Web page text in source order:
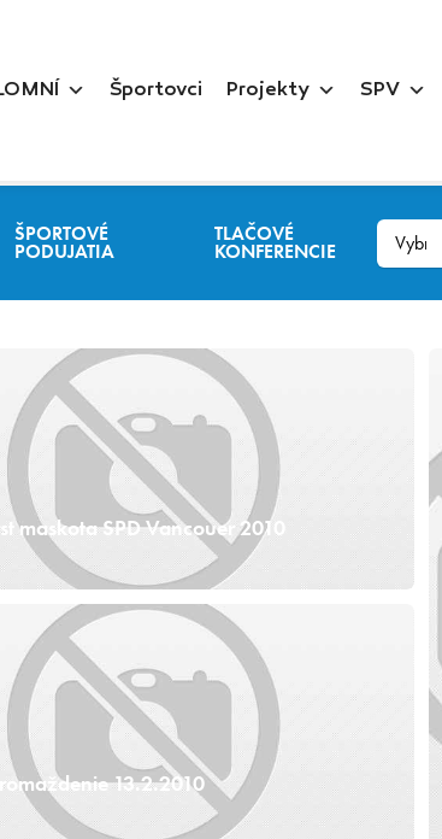
Športovci Projekty SPV
ŠPORTOVÉ
PODUJATIA
TLAČOVÉ
KONFERENCIE
13.2.2010
maskota SPD Vancouer 2010